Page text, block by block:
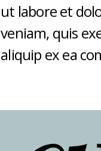
ut labore et
veniam, quis
aliquip ex ea